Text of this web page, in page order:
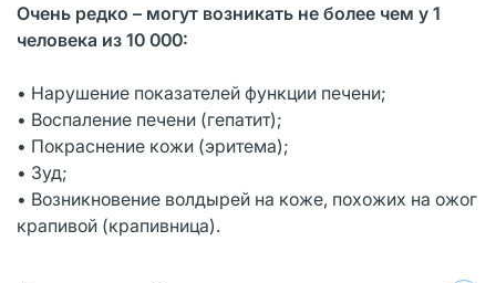
Очень редко – могут возникать не более чем у 1
человека из 10 000:
• Нарушение показателей функции печени;
• Воспаление печени (гепатит);
• Покраснение кожи (эритема);
• Зуд;
• Возникновение волдырей на коже, похожих на ожог
крапивой (крапивница).